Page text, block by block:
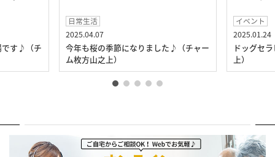
です♪（チ
日常生活
2025.04.07
今年も桜の季節になりました♪（チャー
ム枚方山之上）
イベント
2025.01.24
ドッグセ
上）